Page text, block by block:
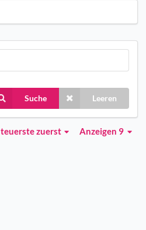
Suche Leeren
Anzeigen 9
teuerste zuerst